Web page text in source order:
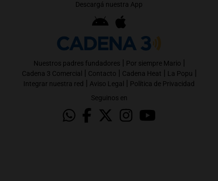
Descargá nuestra App
Nuestros padres fundadores | Por siempre Mario |
Cadena 3 Comercial | Contacto | Cadena Heat | La Popu |
Integrar nuestra red | Aviso Legal | Política de Privacidad
Seguinos en